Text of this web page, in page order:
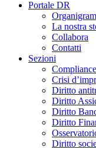
Portale DR
La nostra
Collabora
Contatti
Sezioni
Compliance
Crisi
Diritto
Diritto
Diritto
Diritto
Diritto